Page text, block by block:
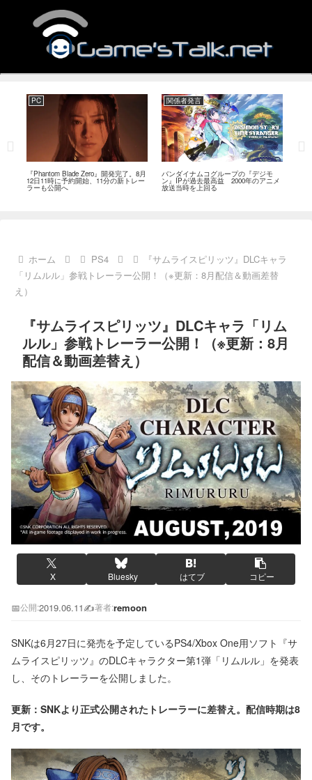
PC
『Phantom Blade Zero』開発完了。8月
12日11時に予約開始、11分の新トレー
ラーも公開へ
関係者発言
バンダイナムコグループの『デジモ
ン』IPが過去最高益 2000年のアニメ
放送当時を上回る
ホーム PS4
『サムライスピリッツ』DLCキャラ
「リムルル」参戦トレーラー公開！（※更新：8月配信＆動画差替
え）
『サムライスピリッツ』DLCキャラ「リム
ルル」参戦トレーラー公開！（※更新：8月
配信＆動画差替え）
X Bluesky はてブ コピー
📅公開:2019.06.11✍️著者:remoon
SNKは6月27日に発売を予定しているPS4/Xbox One用ソフト『サ
ムライスピリッツ』のDLCキャラクター第1弾「リムルル」を発表
し、そのトレーラーを公開しました。
更新：SNKより正式公開されたトレーラーに差替え。配信時期は8
月です。